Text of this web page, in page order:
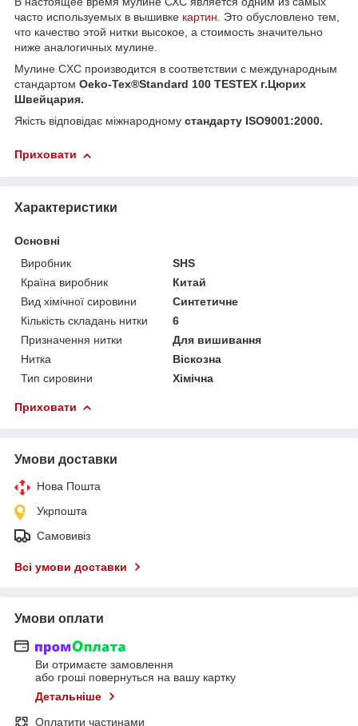
часто используемых в вышивке картин. Это обусловлено тем,
что качество этой нитки высокое, а стоимость значительно
ниже аналогичных мулине.
Мулине CXC производится в соответствии с международным
стандартом Oeko-Tex®Standard 100 TESTEX г.Цюрих
Швейцария.
Якість відповідає міжнародному стандарту ISO9001:2000.
Приховати
Характеристики
Основні
Виробник
SHS
Країна виробник
Китай
Вид хімічної сировини
Синтетичне
Кількість складань нитки
6
Призначення нитки
Для вишивання
Нитка
Віскозна
Тип сировини
Хімічна
Приховати
Умови доставки
Нова Пошта
Укрпошта
Самовивіз
Всі умови доставки
Умови оплати
Ви отримаєте замовлення
або гроші повернуться на вашу картку
Детальніше
Оплатити частинами